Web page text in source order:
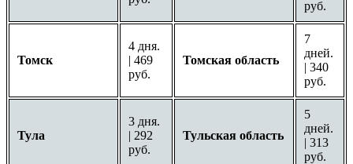
руб.
Томск
4 дня.
| 469
руб.
Томская область
7
дней.
| 340
руб.
Тула
3 дня.
| 292
руб.
Тульская область
5
дней.
| 313
руб.